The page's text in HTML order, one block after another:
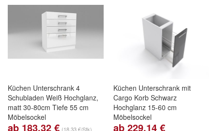
Küchen Unterschrank 4
Schubladen Weiß Hochglanz,
matt 30-80cm Tiefe 55 cm
Möbelsockel
ab 183,32 € (18,33 €/Stk)
Küchen Unterschrank mit
Cargo Korb Schwarz
Hochglanz 15-60 cm
Möbelsockel
ab 229,14 €